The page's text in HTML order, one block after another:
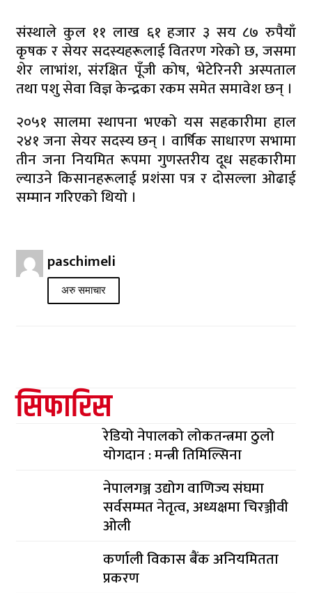
संस्थाले कुल ११ लाख ६१ हजार ३ सय ८७ रुपैयाँ
कृषक र सेयर सदस्यहरूलाई वितरण गरेको छ, जसमा
शेर लाभांश, संरक्षित पूँजी कोष, भेटेरिनरी अस्पताल
तथा पशु सेवा विज्ञ केन्द्रका रकम समेत समावेश छन् ।
२०५१ सालमा स्थापना भएको यस सहकारीमा हाल
२४१ जना सेयर सदस्य छन् । वार्षिक साधारण सभामा
तीन जना नियमित रूपमा गुणस्तरीय दूध सहकारीमा
ल्याउने किसानहरूलाई प्रशंसा पत्र र दोसल्ला ओढाई
सम्मान गरिएको थियो ।
paschimeli
अरु समाचार
सिफारिस
रेडियो नेपालको लोकतन्त्रमा ठुलो
योगदान : मन्त्री तिमिल्सिना
नेपालगञ्ज उद्योग वाणिज्य संघमा
सर्वसम्मत नेतृत्व, अध्यक्षमा चिरञ्जीवी
ओली
कर्णाली विकास बैंक अनियमितता
प्रकरण